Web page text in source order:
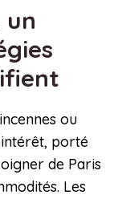
ou
porté
de Paris
Les